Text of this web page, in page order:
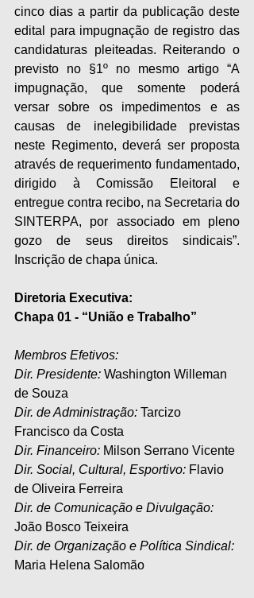
cinco dias a partir da publicação deste
edital para impugnação de registro das
candidaturas pleiteadas. Reiterando o
previsto no §1º no mesmo artigo “A
impugnação, que somente poderá
versar sobre os impedimentos e as
causas de inelegibilidade previstas
neste Regimento, deverá ser proposta
através de requerimento fundamentado,
dirigido à Comissão Eleitoral e
entregue contra recibo, na Secretaria do
SINTERPA, por associado em pleno
gozo de seus direitos sindicais”.
Inscrição de chapa única.
Diretoria Executiva:
Chapa 01 - “União e Trabalho”
Membros Efetivos:
Dir. Presidente: Washington Willeman
de Souza
Dir. de Administração: Tarcizo
Francisco da Costa
Dir. Financeiro: Milson Serrano Vicente
Dir. Social, Cultural, Esportivo: Flavio
de Oliveira Ferreira
Dir. de Comunicação e Divulgação:
João Bosco Teixeira
Dir. de Organização e Política Sindical:
Maria Helena Salomão